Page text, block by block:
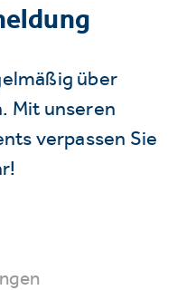
über
Mit unseren
verpassen Sie